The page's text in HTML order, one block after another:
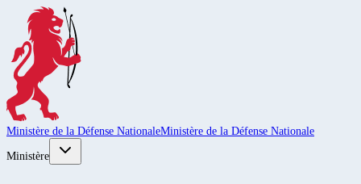
Ministère de la Défense NationaleMinistère de la Défense Nationale
Ministère